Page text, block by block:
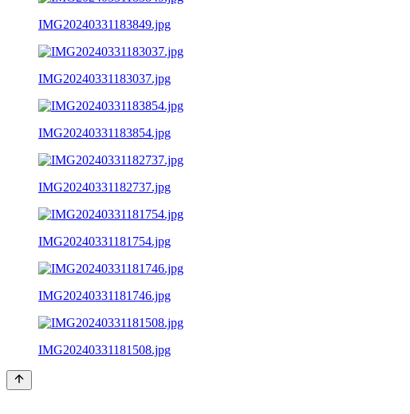
IMG20240331183849.jpg
IMG20240331183037.jpg
IMG20240331183854.jpg
IMG20240331182737.jpg
IMG20240331181754.jpg
IMG20240331181746.jpg
IMG20240331181508.jpg